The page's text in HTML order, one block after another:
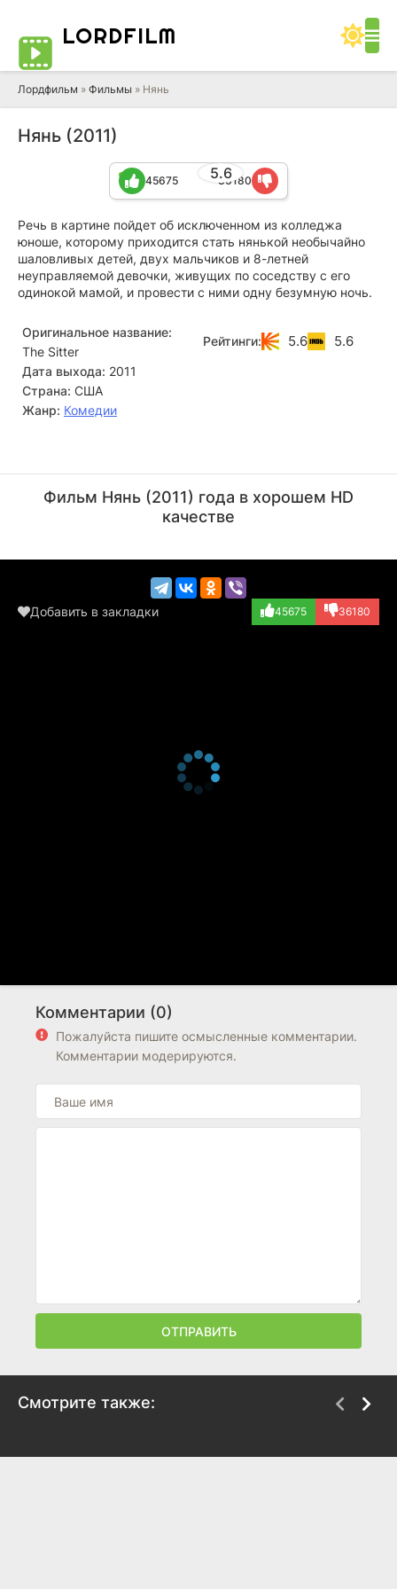
LORDFILM
Лордфильм » Фильмы » Нянь
Нянь (2011)
5.6
45675 36180
Речь в картине пойдет об исключенном из колледжа
юноше, которому приходится стать нянькой необычайно
шаловливых детей, двух мальчиков и 8-летней
неуправляемой девочки, живущих по соседству с его
одинокой мамой, и провести с ними одну безумную ночь.
Оригинальное название:
The Sitter
Дата выхода: 2011
Страна: США
Жанр: Комедии
Рейтинги: 5.6 5.6
(Bar Mitzvah Gue...)
(Soap Actor, хро...)
Фильм Нянь (2011) года в хорошем HD
качестве
Добавить в закладки 45675 36180
Комментарии (0)
Пожалуйста пишите осмысленные комментарии.
Комментарии модерируются.
ОТПРАВИТЬ
Смотрите также: